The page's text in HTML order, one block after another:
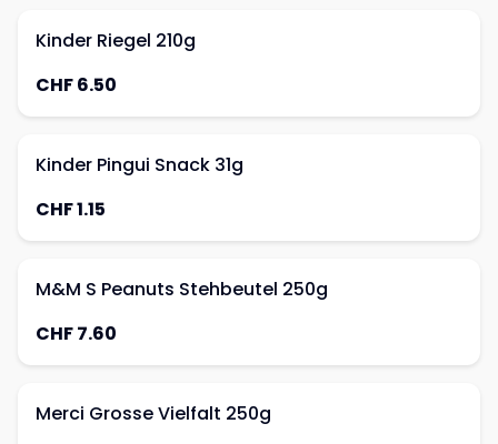
Kinder Riegel 210g
CHF 6.50
Kinder Pingui Snack 31g
CHF 1.15
M&M S Peanuts Stehbeutel 250g
CHF 7.60
Merci Grosse Vielfalt 250g